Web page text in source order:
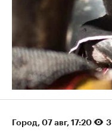
Город⁠, 07 авг, 17:20